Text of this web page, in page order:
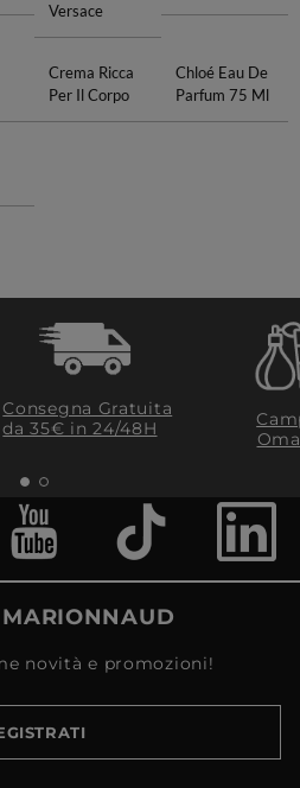
Versace
Crema Ricca
Per Il Corpo
Chloé Eau De
Parfum 75 Ml
Consegna Gratuita
da 35€​ in 24/48H
novità e promozioni!